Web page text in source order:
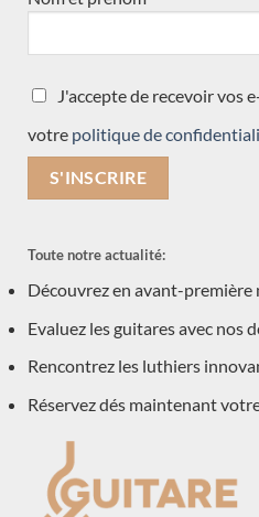
Sangirardi & Cavicchi
Stanislaw Partyka
Angelo Vailati
Ignacio Fleta
Louis Panormo
Gypsy R Bear
Jérémie Geffroy
Hiroyasu Asakura
Mario Aracama
Enrico Bottelli
J'accepte de recevoir vos
votre politique de
Toute notre actualité:
Découvrez en avant-première
Evaluez les guitares avec nos
Rencontrez les luthiers
Réservez dés maintenant